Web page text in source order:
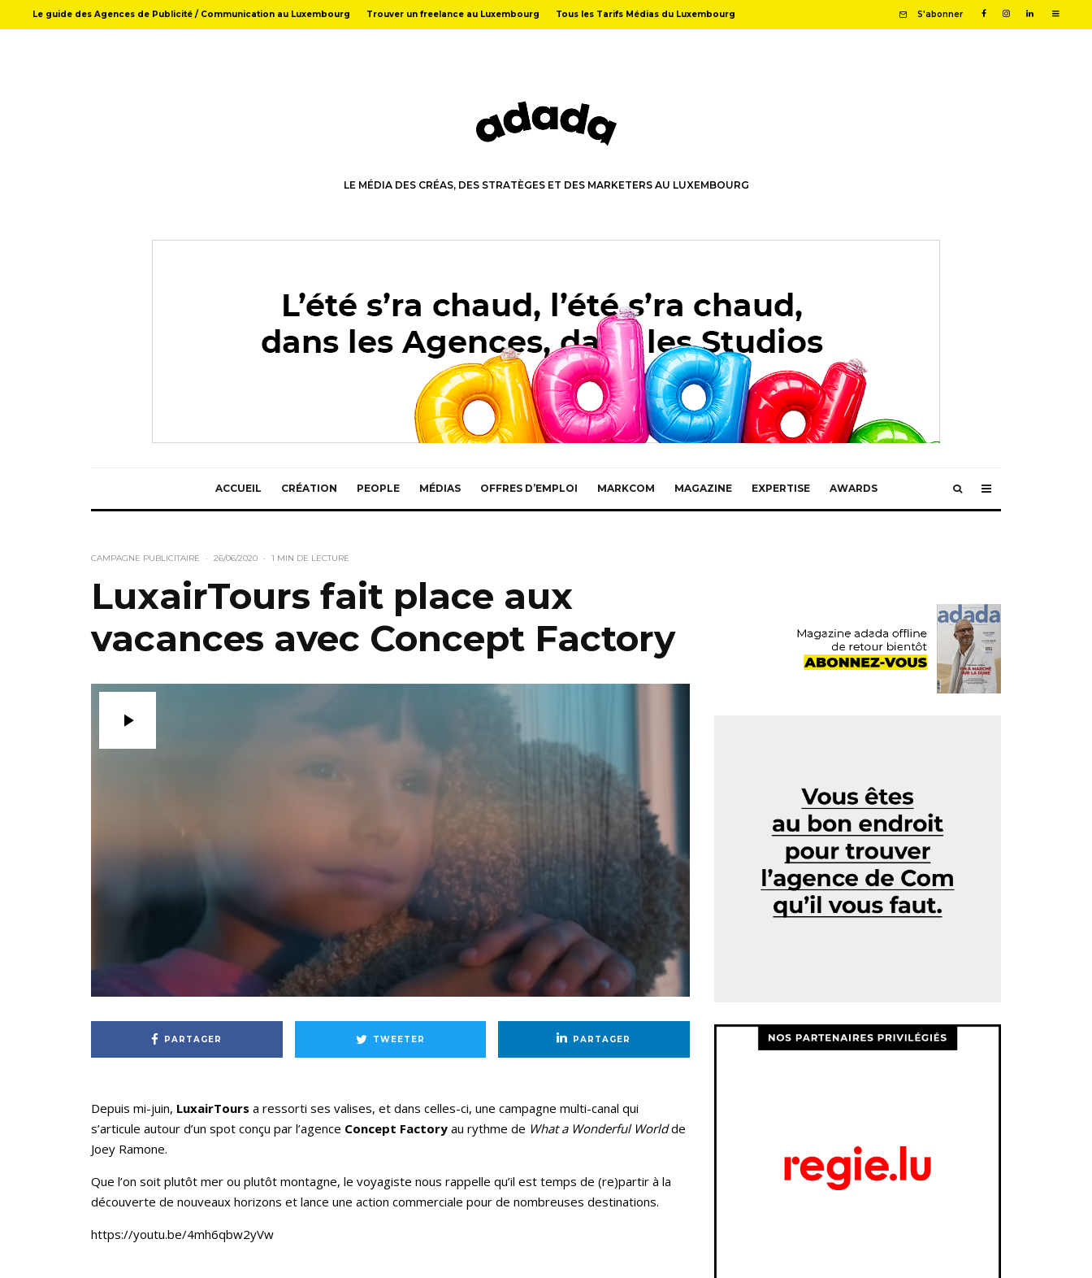
Le guide des Agences de Publicité / Communication au Luxembourg Trouver un freelance au Luxembourg Tous les Tarifs Médias du Luxembourg S'abonner
LE MÉDIA DES CRÉAS, DES STRATÈGES ET DES MARKETERS AU LUXEMBOURG
ACCUEIL CRÉATION PEOPLE MÉDIAS OFFRES D’EMPLOI MARKCOM MAGAZINE EXPERTISE AWARDS
CAMPAGNE PUBLICITAIRE · 26/06/2020 · 1 MIN DE LECTURE
LuxairTours fait place aux
vacances avec Concept Factory
PARTAGER TWEETER PARTAGER
Depuis mi-juin, LuxairTours a ressorti ses valises, et dans celles-ci, une campagne multi-canal qui
s’articule autour d’un spot conçu par l’agence Concept Factory au rythme de What a Wonderful Worldde
Joey Ramone.
Que l’on soit plutôt mer ou plutôt montagne, le voyagiste nous rappelle qu’il est temps de (re)partir à la
découverte de nouveaux horizons et lance une action commerciale pour de nombreuses destinations.
https://youtu.be/4mh6qbw2yVw